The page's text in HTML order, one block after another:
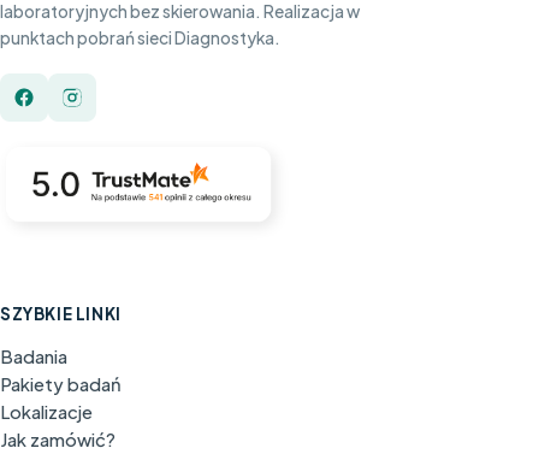
laboratoryjnych bez skierowania. Realizacja w
punktach pobrań sieci Diagnostyka.
SZYBKIE LINKI
Badania
Pakiety badań
Lokalizacje
Jak zamówić?